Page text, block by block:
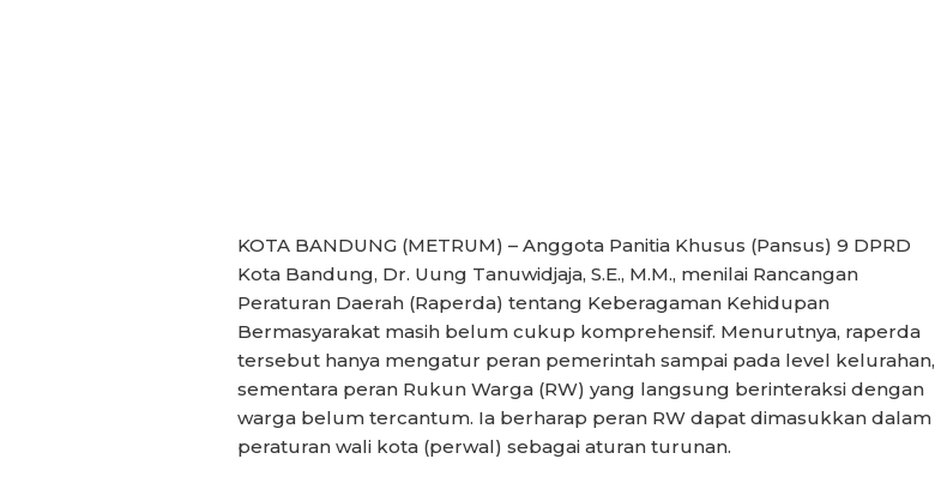
KOTA BANDUNG (METRUM) – Anggota Panitia Khusus (Pansus) 9 DPRD
Kota Bandung, Dr. Uung Tanuwidjaja, S.E., M.M., menilai Rancangan
Peraturan Daerah (Raperda) tentang Keberagaman Kehidupan
Bermasyarakat masih belum cukup komprehensif. Menurutnya, raperda
tersebut hanya mengatur peran pemerintah sampai pada level kelurahan,
sementara peran Rukun Warga (RW) yang langsung berinteraksi dengan
warga belum tercantum. Ia berharap peran RW dapat dimasukkan dalam
peraturan wali kota (perwal) sebagai aturan turunan.